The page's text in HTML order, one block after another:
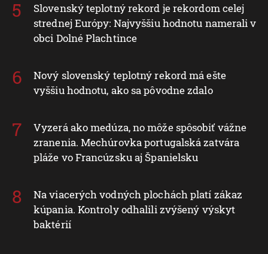
Slovenský teplotný rekord je rekordom celej
strednej Európy: Najvyššiu hodnotu namerali v
obci Dolné Plachtince
Nový slovenský teplotný rekord má ešte
vyššiu hodnotu, ako sa pôvodne zdalo
Vyzerá ako medúza, no môže spôsobiť vážne
zranenia. Mechúrovka portugalská zatvára
pláže vo Francúzsku aj Španielsku
Na viacerých vodných plochách platí zákaz
kúpania. Kontroly odhalili zvýšený výskyt
baktérií